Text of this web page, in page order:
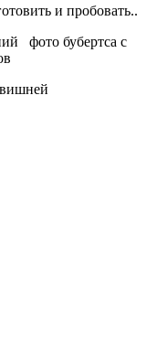
и пробовать..
фото бубертса с
вишней